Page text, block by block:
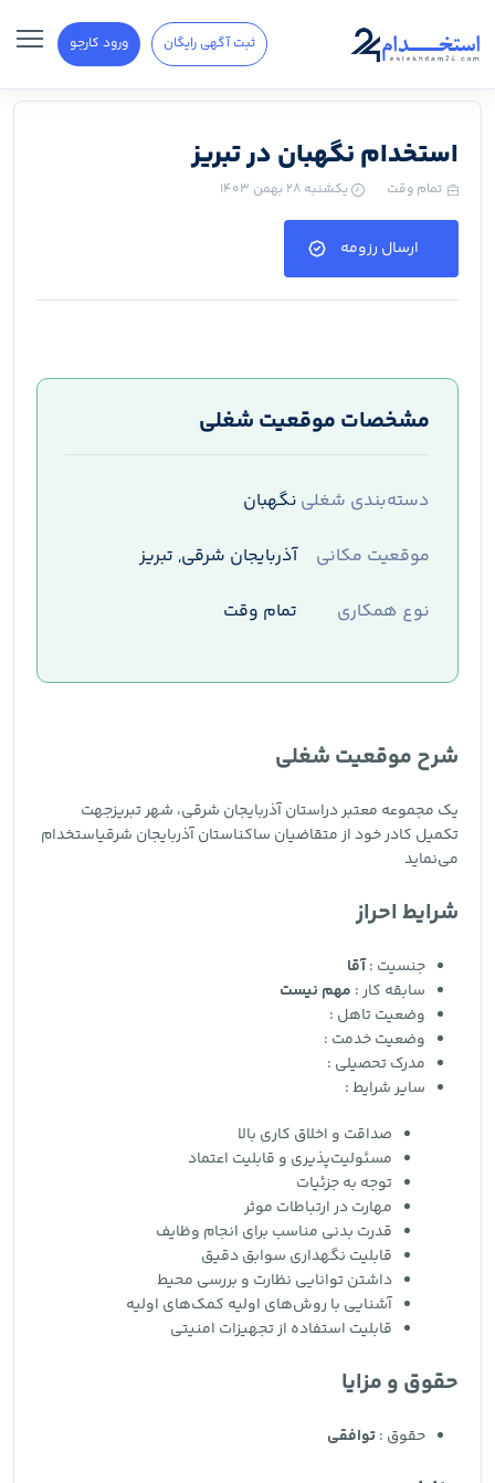
ثبت آگهی رایگان ورود کارجو
استخدام نگهبان در تبریز
تمام وقت یکشنبه ۲۸ بهمن ۱۴۰۳
ارسال رزومه
مشخصات موقعیت شغلی
دسته‌بندی شغلی نگهبان
موقعیت مکانی
آذربایجان شرقی, تبریز
نوع همکاری
تمام وقت
شرح موقعیت شغلی
یک مجموعه معتبر دراستان آذربایجان شرقی، شهر تبریزجهت
تکمیل کادر خود از متقاضیان ساکناستان آذربایجان شرقیاستخدام
می‌نماید
شرایط احراز
جنسیت :آقا
سابقه کار : مهم نیست
وضعیت تاهل :
وضعیت خدمت :
مدرک تحصیلی :
سایر شرایط :
صداقت و اخلاق کاری بالا
مسئولیت‌پذیری و قابلیت اعتماد
توجه به جزئیات
مهارت در ارتباطات موثر
قدرت بدنی مناسب برای انجام وظایف
قابلیت نگهداری سوابق دقیق
داشتن توانایی نظارت و بررسی محیط
آشنایی با روش‌های اولیه کمک‌های اولیه
قابلیت استفاده از تجهیزات امنیتی
حقوق و مزایا
حقوق :توافقی